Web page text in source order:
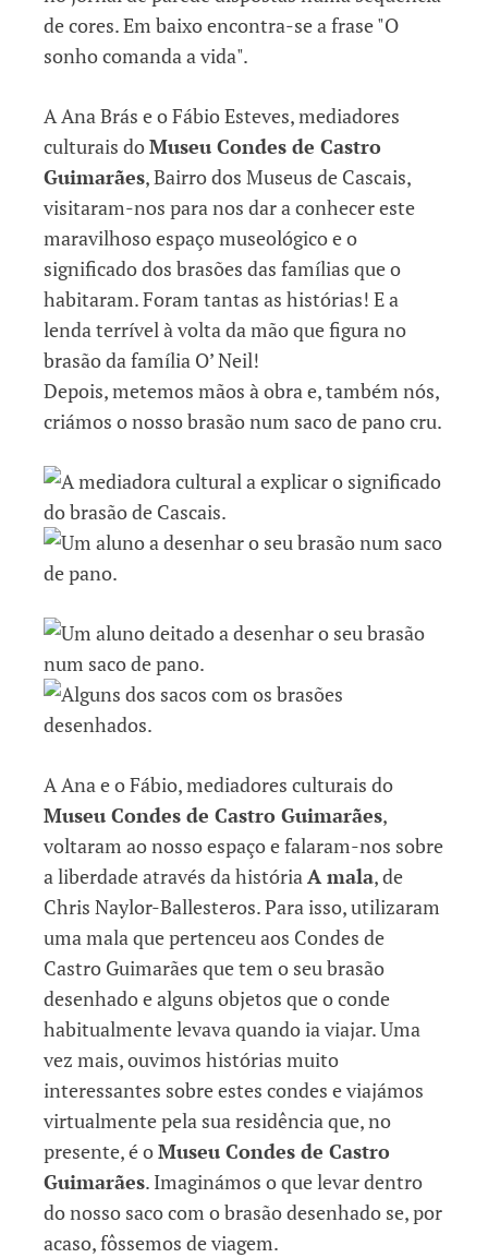
A Ana Brás e o Fábio Esteves, mediadores
culturais doMuseu Condes de Castro
Guimarães, Bairro dos Museus de Cascais,
visitaram-nos para nos dar a conhecer este
maravilhoso espaço museológico e o
significado dos brasões das famílias que o
habitaram. Foram tantas as histórias! E a
lenda terrível à volta da mão que figura no
brasão da família O’ Neil!
Depois, metemos mãos à obra e, também nós,
criámos o nosso brasão num saco de pano cru.
A Ana e o Fábio, mediadores culturais do
Museu Condes de Castro Guimarães,
voltaram ao nosso espaço e falaram-nos sobre
a liberdade através da história A mala, de
Chris Naylor-Ballesteros. Para isso, utilizaram
uma mala que pertenceu aos Condes de
Castro Guimarães que tem o seu brasão
desenhado e alguns objetos que o conde
habitualmente levava quando ia viajar. Uma
vez mais, ouvimos histórias muito
interessantes sobre estes condes e viajámos
virtualmente pela sua residência que, no
presente, é oMuseu Condes de Castro
Guimarães. Imaginámos o que levar dentro
do nosso saco com o brasão desenhado se, por
acaso, fôssemos de viagem.